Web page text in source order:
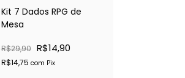
Kit 7 Dados RPG de
Mesa
R$29,90 R$14,90
R$14,75 com Pix